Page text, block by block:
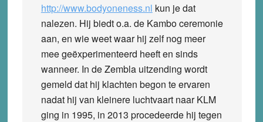
http://www.bodyoneness.nl kun je dat
nalezen. Hij biedt o.a. de Kambo ceremonie
aan, en wie weet waar hij zelf nog meer
mee geëxperimenteerd heeft en sinds
wanneer. In de Zembla uitzending wordt
gemeld dat hij klachten begon te ervaren
nadat hij van kleinere luchtvaart naar KLM
ging in 1995, in 2013 procedeerde hij tegen